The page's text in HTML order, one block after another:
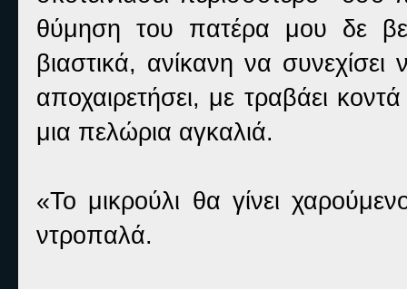
θύμηση του πατέρα μου δε
βιαστικά, ανίκανη να
αποχαιρετήσει, με τραβάει
μια πελώρια αγκαλιά.
«Το μικρούλι θα γίνει
ντροπαλά.